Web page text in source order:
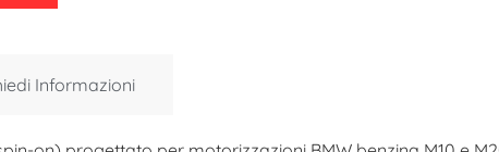
Informazioni